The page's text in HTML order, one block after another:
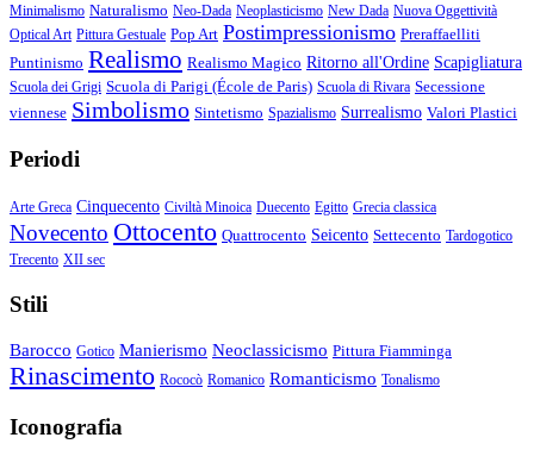
Minimalismo Naturalismo Neo-Dada Neoplasticismo New Dada Nuova Oggettività
Optical Art Pittura Gestuale Pop Art Postimpressionismo Preraffaelliti
Puntinismo Realismo Realismo Magico Ritorno all'Ordine Scapigliatura
Scuola dei Grigi Scuola di Parigi (École de Paris) Scuola di Rivara Secessione
viennese Simbolismo Sintetismo Spazialismo Surrealismo Valori Plastici
Periodi
Arte Greca Cinquecento Civiltà Minoica Duecento Egitto Grecia classica
Novecento Ottocento Quattrocento Seicento Settecento Tardogotico
Trecento XII sec
Stili
Barocco Gotico Manierismo Neoclassicismo Pittura Fiamminga
Rinascimento Rococò Romanico Romanticismo Tonalismo
Iconografia